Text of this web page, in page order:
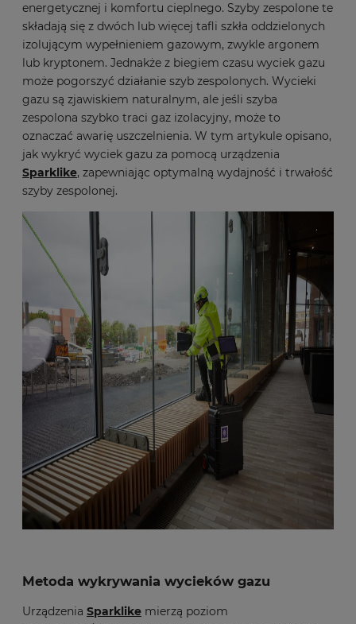
energetycznej i komfortu cieplnego. Szyby zespolone te
składają się z dwóch lub więcej tafli szkła oddzielonych
izolującym wypełnieniem gazowym, zwykle argonem
lub kryptonem. Jednakże z biegiem czasu wyciek gazu
może pogorszyć działanie szyb zespolonych. Wycieki
gazu są zjawiskiem naturalnym, ale jeśli szyba
zespolona szybko traci gaz izolacyjny, może to
oznaczać awarię uszczelnienia. W tym artykule opisano,
jak wykryć wyciek gazu za pomocą urządzenia
Sparklike, zapewniając optymalną wydajność i trwałość
szyby zespolonej.
Metoda wykrywania wycieków gazu
Urządzenia Sparklike mierzą poziom